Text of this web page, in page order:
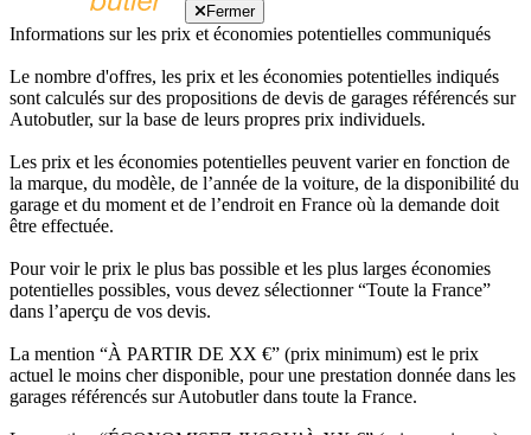
Fermer
Informations sur les prix et économies potentielles communiqués
Le nombre d'offres, les prix et les économies potentielles indiqués
sont calculés sur des propositions de devis de garages référencés sur
Autobutler, sur la base de leurs propres prix individuels.
Les prix et les économies potentielles peuvent varier en fonction de
la marque, du modèle, de l’année de la voiture, de la disponibilité du
garage et du moment et de l’endroit en France où la demande doit
être effectuée.
Pour voir le prix le plus bas possible et les plus larges économies
potentielles possibles, vous devez sélectionner “Toute la France”
dans l’aperçu de vos devis.
La mention “À PARTIR DE XX €” (prix minimum) est le prix
actuel le moins cher disponible, pour une prestation donnée dans les
garages référencés sur Autobutler dans toute la France.